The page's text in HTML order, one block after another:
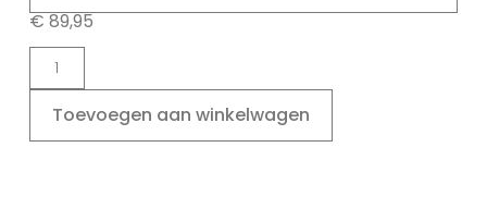
€89,95
Toevoegen aan winkelwagen